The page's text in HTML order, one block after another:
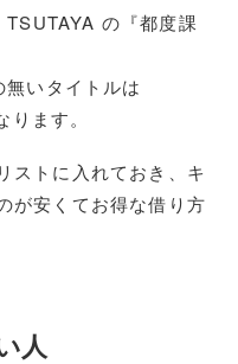
の『都度課
いタイトルは
ます。
ストに入れておき、キ
が安くてお得な借り方
人